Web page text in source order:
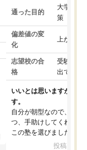
通った目的
大学入学
策
偏差値の変
化
上がった
志望校の合
格
受験して
出ていな
いいとは思いますが、料
す。
自分が朝型なので、自習
つ、手助けしてくれる設
この塾を選びました。
投稿日：